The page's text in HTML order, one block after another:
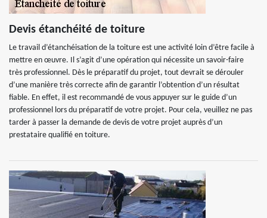
Devis étanchéité de toiture
Le travail d’étanchéisation de la toiture est une activité loin d’être facile à
mettre en œuvre. Il s’agit d’une opération qui nécessite un savoir-faire
très professionnel. Dès le préparatif du projet, tout devrait se dérouler
d’une manière très correcte afin de garantir l’obtention d’un résultat
fiable. En effet, il est recommandé de vous appuyer sur le guide d’un
professionnel lors du préparatif de votre projet. Pour cela, veuillez ne pas
tarder à passer la demande de devis de votre projet auprès d’un
prestataire qualifié en toiture.